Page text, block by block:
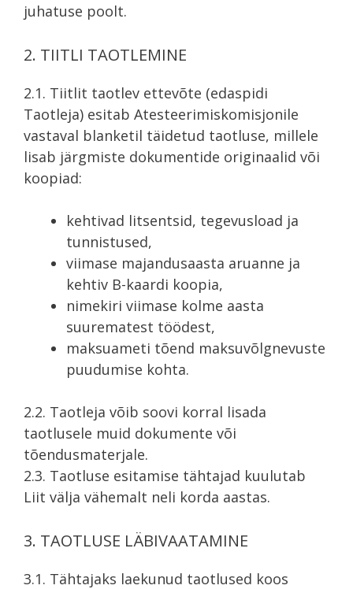
juhatuse poolt.
2. TIITLI TAOTLEMINE
2.1. Tiitlit taotlev ettevõte (edaspidi
Taotleja) esitab Atesteerimiskomisjonile
vastaval blanketil täidetud taotluse, millele
lisab järgmiste dokumentide originaalid või
koopiad:
kehtivad litsentsid, tegevusload ja
tunnistused,
viimase majandusaasta aruanne ja
kehtiv B-kaardi koopia,
nimekiri viimase kolme aasta
suurematest töödest,
maksuameti tõend maksuvõlgnevuste
puudumise kohta.
2.2. Taotleja võib soovi korral lisada
taotlusele muid dokumente või
tõendusmaterjale.
2.3. Taotluse esitamise tähtajad kuulutab
Liit välja vähemalt neli korda aastas.
3. TAOTLUSE LÄBIVAATAMINE
3.1. Tähtajaks laekunud taotlused koos